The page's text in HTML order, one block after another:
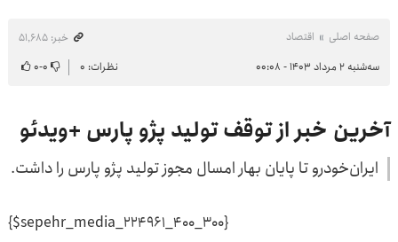
صفحه اصلی اقتصاد
خبر: ۵۱٬۶۸۵
سه‌شنبه ۲ مرداد ۱۴۰۳ - ۰۰:۰۸
نظرات: ۰ ۰-۰
آخرین خبر از توقف تولید پژو پارس +ویدئو
ایران‌خودرو تا پایان بهار امسال مجوز تولید پژو پارس را داشت.
{$sepehr_media_224961_400_300}